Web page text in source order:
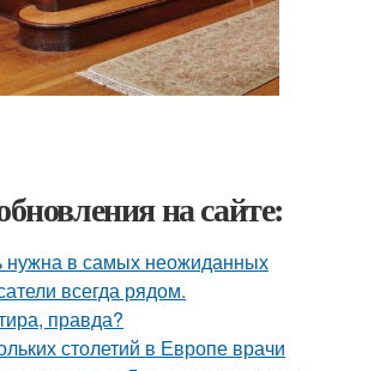
на сайте:
нужна в самых неожиданных
всегда рядом.
правда?
столетий в Европе врачи